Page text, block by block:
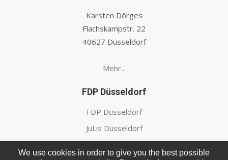
Karsten Dörges
Flachskampstr. 22
40627 Düsseldorf
Mehr...
FDP Düsseldorf
FDP Düsseldorf
JuLis Düsseldorf
lib'elle Düsseldorf
We use cookies in order to give you the best possible